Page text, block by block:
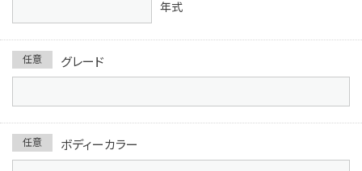
年式
任意 グレード
任意 ボディーカラー